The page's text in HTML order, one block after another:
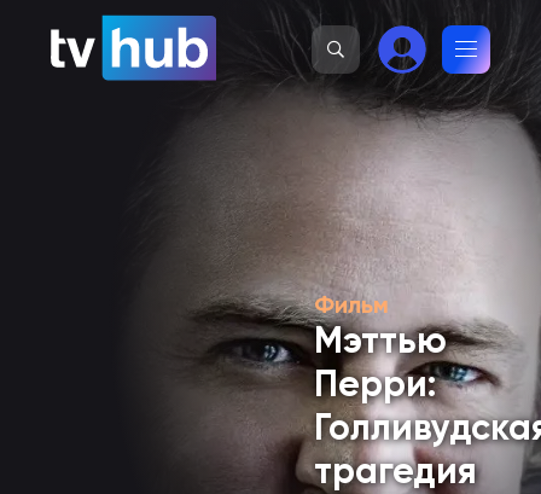
Фильм
Мэттью
Перри:
трагедия